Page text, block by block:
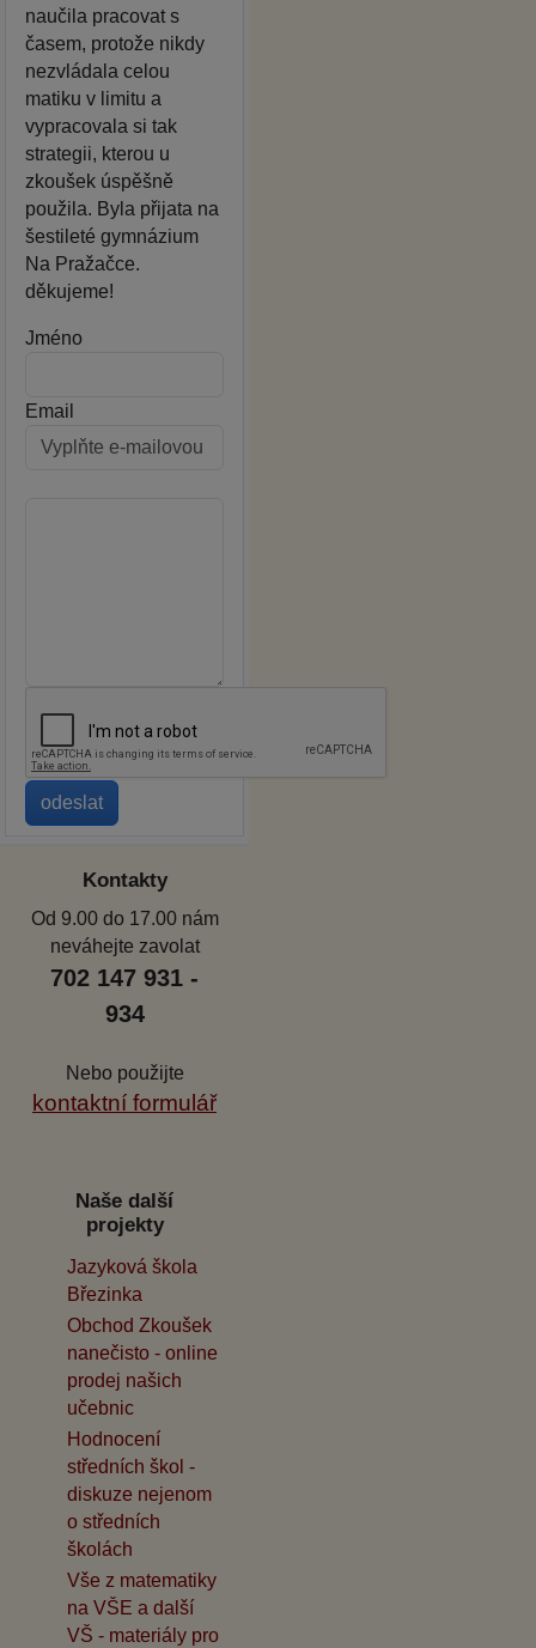
naučila pracovat s
časem, protože nikdy
nezvládala celou
matiku v limitu a
vypracovala si tak
strategii, kterou u
zkoušek úspěšně
použila. Byla přijata na
šestileté gymnázium
Na Pražačce.
děkujeme!
Jméno
Email
Kontakty
Od 9.00 do 17.00 nám
neváhejte zavolat
702 147 931 -
934
Nebo použijte
kontaktní formulář
Naše další
projekty
Jazyková škola
Březinka
Obchod Zkoušek
nanečisto - online
prodej našich
učebnic
Hodnocení
středních škol -
diskuze nejenom
o středních
školách
Vše z matematiky
na VŠE a další
VŠ - materiály pro